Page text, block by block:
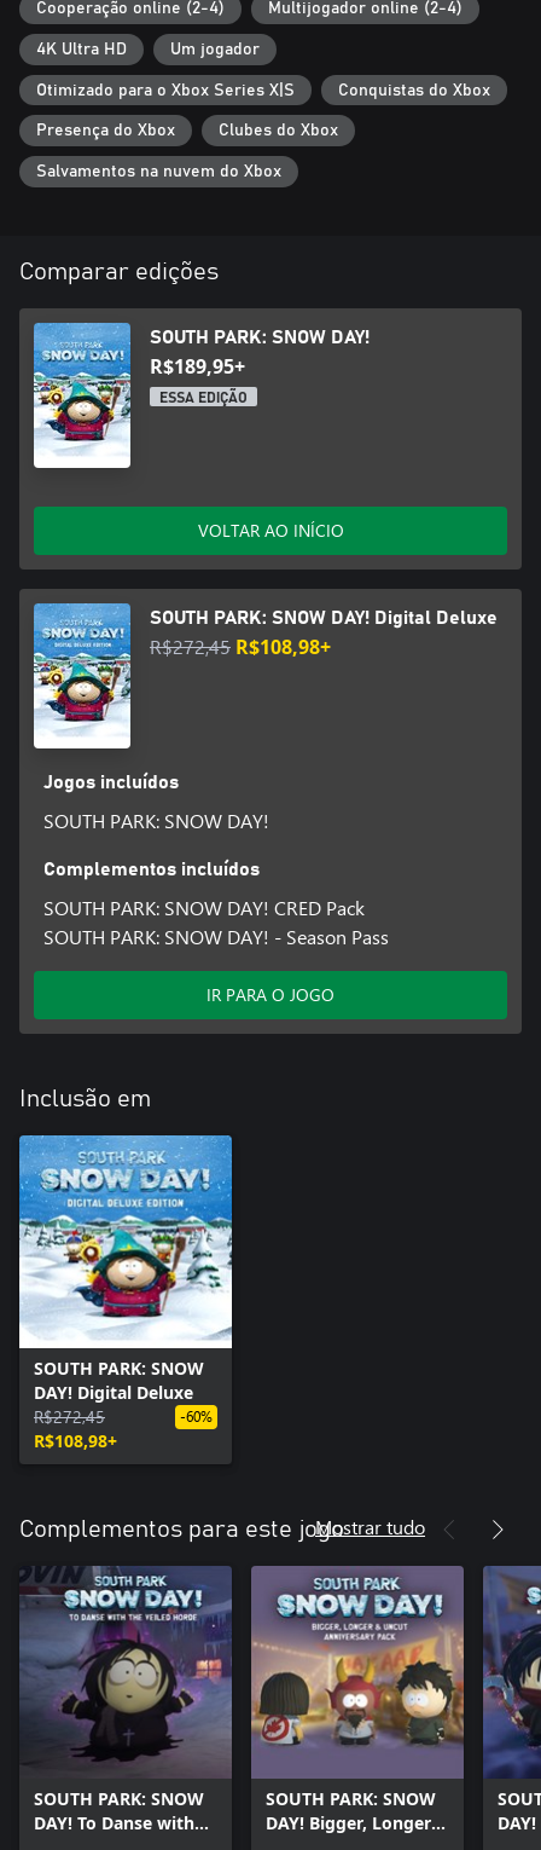
Cooperação online (2-4) Multijogador online (2-4)
4K Ultra HD Um jogador
Otimizado para o Xbox Series X|S Conquistas do Xbox
Presença do Xbox Clubes do Xbox
Salvamentos na nuvem do Xbox
Comparar edições
SOUTH PARK: SNOW DAY!
R$189,95+
ESSA EDIÇÃO
VOLTAR AO INÍCIO
SOUTH PARK: SNOW DAY! Digital Deluxe
R$272,45 R$108,98+
Jogos incluídos
SOUTH PARK: SNOW DAY!
Complementos incluídos
SOUTH PARK: SNOW DAY! CRED Pack
SOUTH PARK: SNOW DAY! - Season Pass
IR PARA O JOGO
Inclusão em
SOUTH PARK: SNOW
DAY! Digital Deluxe
R$272,45
R$108,98+
-60%
Complementos para este jogoMostrar tudo
SOUTH PARK: SNOW
DAY! To Danse with
SOUTH PARK: SNOW
DAY! Bigger, Longer &